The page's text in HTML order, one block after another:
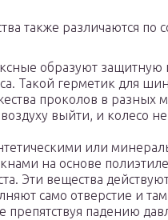
также различаются по
образуют защитную
Такой герметик для
проколов в разных
воздуху выйти, и колесо не
или
на основе
Эти вещества
само отверстие и
препятствуя падению